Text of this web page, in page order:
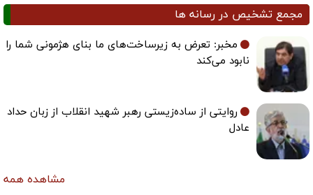
مجمع تشخیص در رسانه ها
مخبر: تعرض به زیرساخت‌های ما بنای هژمونی شما را
نابود می‌کند
روایتی از ساده‌زیستی رهبر شهید انقلاب از زبان حداد
عادل
مشاهده همه